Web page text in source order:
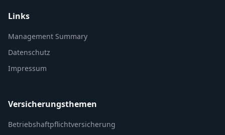
Links
Management Summary
Datenschutz
Impressum
Versicherungsthemen
Betriebshaftpflichtversicherung